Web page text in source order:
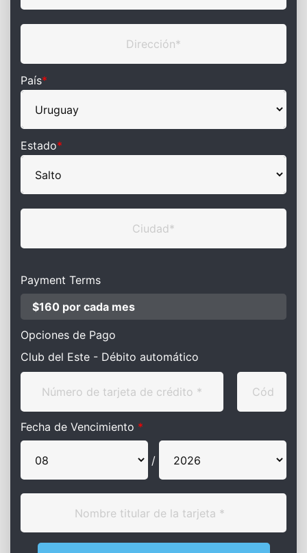
País*
Estado*
Payment Terms
$160 por cada mes
Opciones de Pago
Club del Este - Débito automático
Fecha de Vencimiento *
/